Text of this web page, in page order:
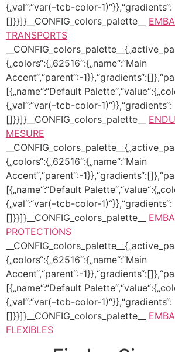
{„val“:“var(–tcb-color-1)“}},“gradients“:
[]}}]}__CONFIG_colors_palette__
TRANSPORTS
{„colors“:{„62516“:{„name“:“Main
Accent“,“parent“:-
[{„name“:“Default
{„val“:“var(–tcb-color-1)“}},“gradients“:
[]}}]}__CONFIG_colors_palette__
MESURE
{„colors“:{„62516“:{„name“:“Main
Accent“,“parent“:-
[{„name“:“Default
{„val“:“var(–tcb-color-1)“}},“gradients“:
[]}}]}__CONFIG_colors_palette__
PROTECTIONS
{„colors“:{„62516“:{„name“:“Main
Accent“,“parent“:-
[{„name“:“Default
{„val“:“var(–tcb-color-1)“}},“gradients“:
[]}}]}__CONFIG_colors_palette__
FLEXIBLES